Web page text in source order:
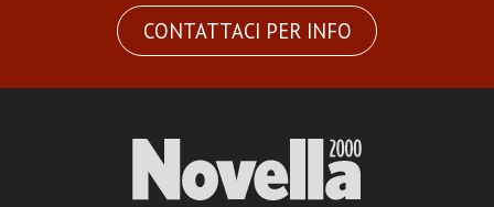
CONTATTACI PER INFO